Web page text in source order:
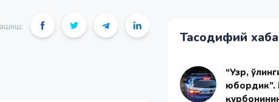
Тасодифий
“Узр,
юбордик”.